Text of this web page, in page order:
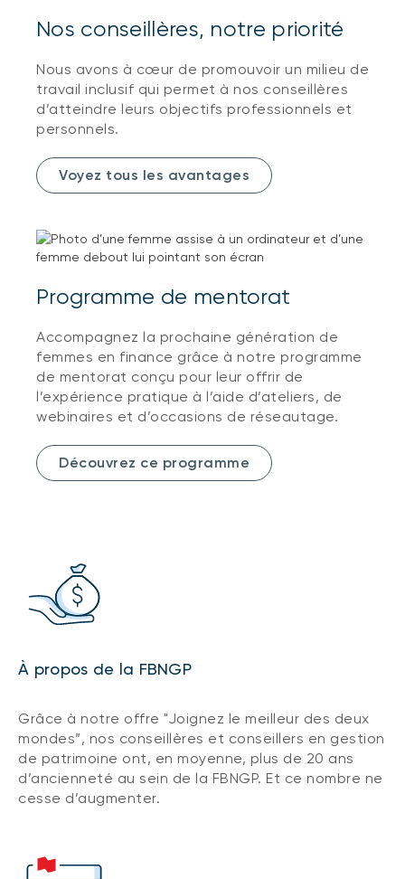
Nos conseillères, notre priorité
Nous avons à cœur de promouvoir un milieu de
travail inclusif qui permet à nos conseillères
d’atteindre leurs objectifs professionnels et
personnels.
Voyez tous les avantages
Programme de mentorat
Accompagnez la prochaine génération de
femmes en finance grâce à notre programme
de mentorat conçu pour leur offrir de
l’expérience pratique à l’aide d’ateliers, de
webinaires et d’occasions de réseautage.
Découvrez ce programme
À propos de la FBNGP
Grâce à notre offre "Joignez le meilleur des deux
mondes”, nos conseillères et conseillers en gestion
de patrimoine ont, en moyenne, plus de 20 ans
d’ancienneté au sein de la FBNGP. Et ce nombre ne
cesse d’augmenter.